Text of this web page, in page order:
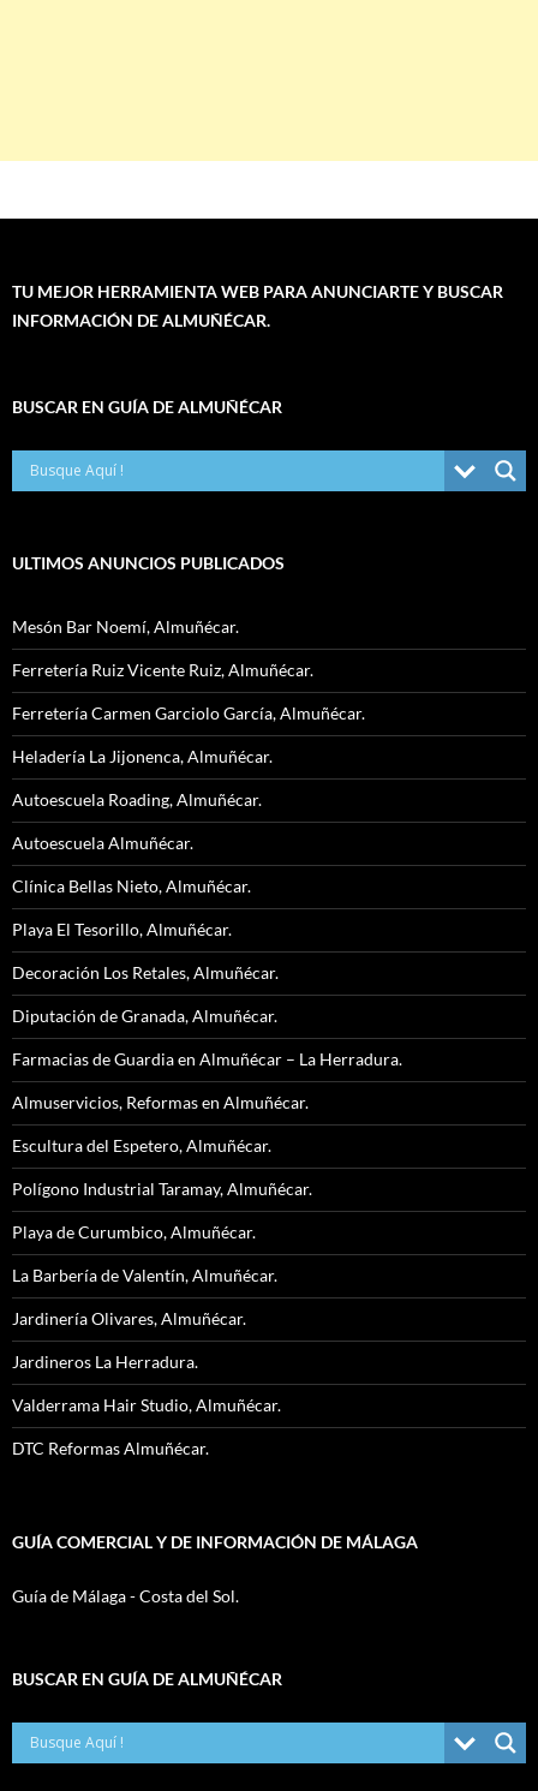
TU MEJOR HERRAMIENTA WEB PARA ANUNCIARTE Y BUSCAR
INFORMACIÓN DE ALMUÑÉCAR.
BUSCAR EN GUÍA DE ALMUÑÉCAR
ULTIMOS ANUNCIOS PUBLICADOS
Mesón Bar Noemí, Almuñécar.
Ferretería Ruiz Vicente Ruiz, Almuñécar.
Ferretería Carmen Garciolo García, Almuñécar.
Heladería La Jijonenca, Almuñécar.
Autoescuela Roading, Almuñécar.
Autoescuela Almuñécar.
Clínica Bellas Nieto, Almuñécar.
Playa El Tesorillo, Almuñécar.
Decoración Los Retales, Almuñécar.
Diputación de Granada, Almuñécar.
Farmacias de Guardia en Almuñécar – La Herradura.
Almuservicios, Reformas en Almuñécar.
Escultura del Espetero, Almuñécar.
Polígono Industrial Taramay, Almuñécar.
Playa de Curumbico, Almuñécar.
La Barbería de Valentín, Almuñécar.
Jardinería Olivares, Almuñécar.
Jardineros La Herradura.
Valderrama Hair Studio, Almuñécar.
DTC Reformas Almuñécar.
GUÍA COMERCIAL Y DE INFORMACIÓN DE MÁLAGA
Guía de Málaga - Costa del Sol.
BUSCAR EN GUÍA DE ALMUÑÉCAR